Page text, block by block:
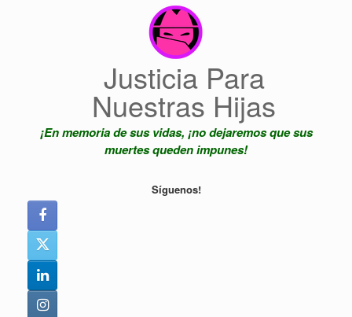
Justicia Para
Nuestras Hijas
¡En memoria de sus vidas, ¡no dejaremos que sus
muertes queden impunes!
Síguenos!